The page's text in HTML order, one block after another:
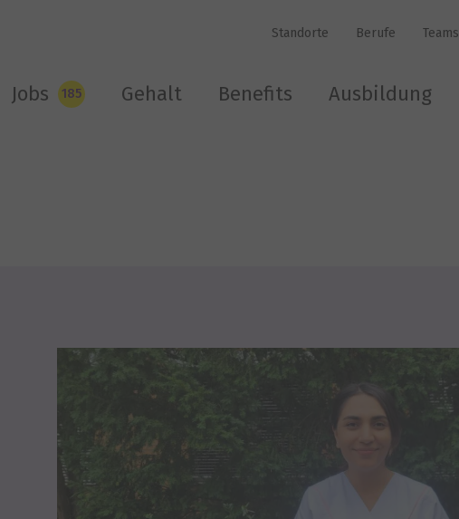
Standorte Berufe Teams
Jobs 185 Gehalt Benefits Ausbildung